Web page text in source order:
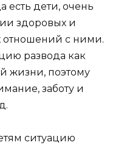
есть дети, очень
здоровых и
отношений с ними.
развода как
жизни, поэтому
заботу и
ситуацию